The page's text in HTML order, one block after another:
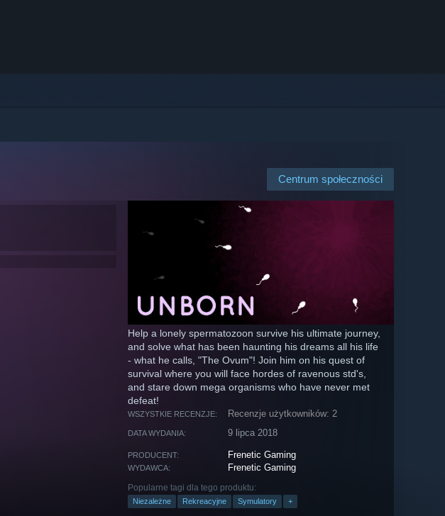
Centrum społeczności
Help a lonely spermatozoon survive his ultimate journey,
and solve what has been haunting his dreams all his life
- what he calls, "The Ovum"! Join him on his quest of
survival where you will face hordes of ravenous std's,
and stare down mega organisms who have never met
defeat!
WSZYSTKIE RECENZJE: Recenzje użytkowników: 2
DATA WYDANIA: 9 lipca 2018
PRODUCENT: Frenetic Gaming
WYDAWCA: Frenetic Gaming
Popularne tagi dla tego produktu:
Niezależne Rekreacyjne Symulatory +